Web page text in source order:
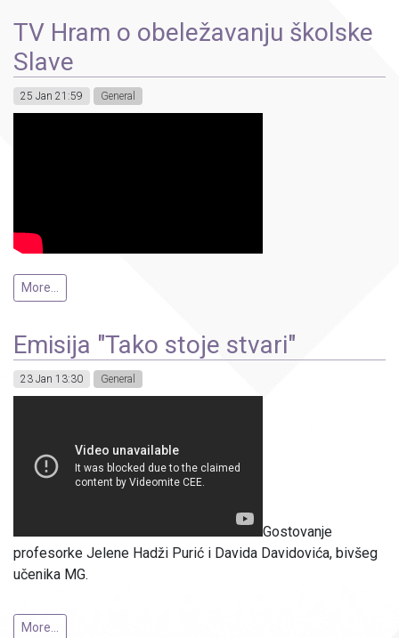
TV Hram o obeležavanju školske
Slave
25 Jan 21:59 General
More...
Emisija "Tako stoje stvari"
23 Jan 13:30 General
Gostovanje
profesorke Jelene Hadži Purić i Davida Davidovića, bivšeg
učenika MG.
More...